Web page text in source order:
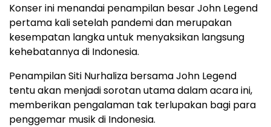
Konser ini menandai penampilan besar John Legend
pertama kali setelah pandemi dan merupakan
kesempatan langka untuk menyaksikan langsung
kehebatannya di Indonesia.
Penampilan Siti Nurhaliza bersama John Legend
tentu akan menjadi sorotan utama dalam acara ini,
memberikan pengalaman tak terlupakan bagi para
penggemar musik di Indonesia.